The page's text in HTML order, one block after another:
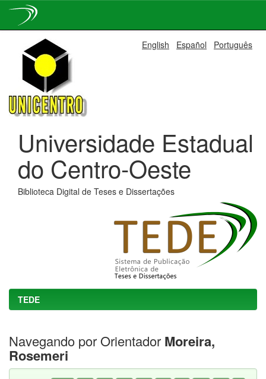
navigation
English Español Português
Universidade Estadual
do Centro-Oeste
Biblioteca Digital de Teses e Dissertações
TEDE
Navegando por Orientador Moreira,
Rosemeri